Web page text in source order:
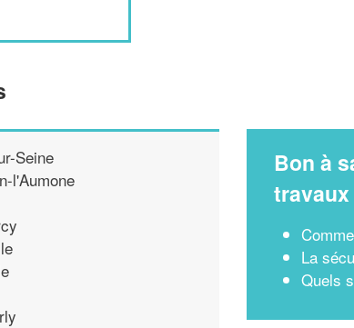
Seine
l'Aumone
Bon à
travaux
La
Quels